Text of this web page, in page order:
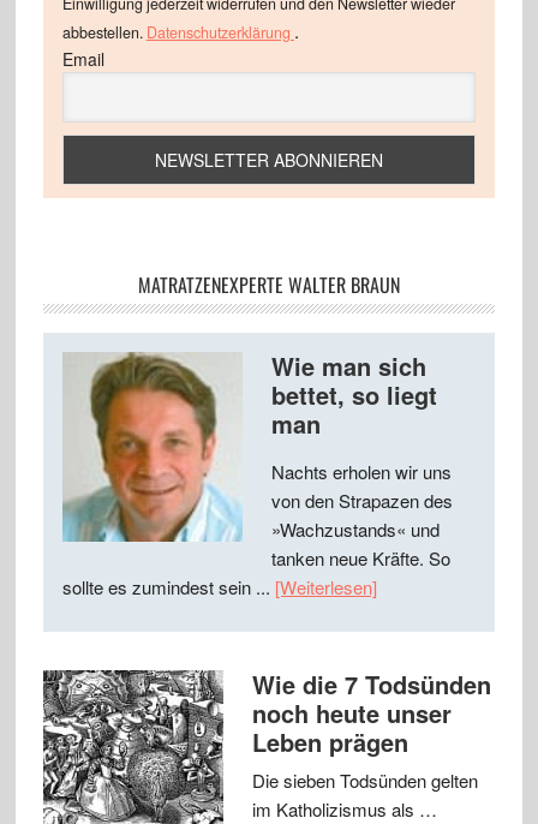
abbestellen. Datenschutzerklärung .
Email
MATRATZENEXPERTE WALTER BRAUN
Wie man sich
bettet, so liegt
man
Nachts erholen wir uns
von den Strapazen des
»Wachzustands« und
tanken neue Kräfte. So
sollte es zumindest sein ... [Weiterlesen]
Wie die 7 Todsünden
noch heute unser
Leben prägen
Die sieben Todsünden gelten
im Katholizismus als …